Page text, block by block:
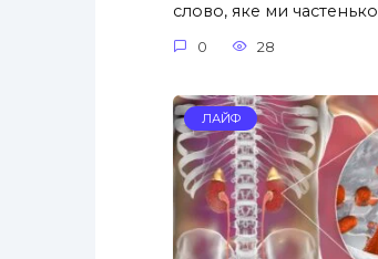
слово, яке ми частенько
0 28
ЛАЙФ